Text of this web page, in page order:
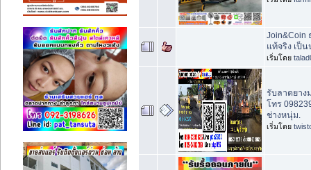
Join&Coin
แท้จริง เป็
เริ่มโดย
รับลาดยาง
โทร
ช่างหนุ่ม.
เริ่มโดย